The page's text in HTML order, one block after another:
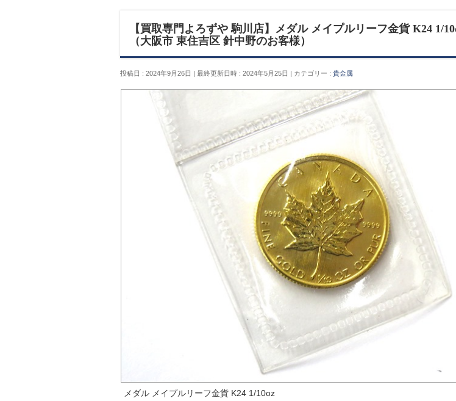
【買取専門よろずや 駒川店】メダル メイプルリーフ金貨 K24 1/
（大阪市 東住吉区 針中野のお客様）
投稿日 : 2024年9月26日 最終更新日時 : 2024年5月25日 カテゴリー : 貴金属
メダル メイプルリーフ金貨 K24 1/10oz